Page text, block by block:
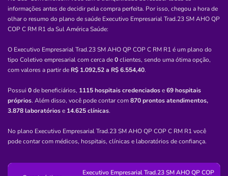
(71)99985-7889
Informação indisponível
Clínica Vale Viver
BOA UNIAO (ABRANTES)-CAMACARI/BA
42821810
Não possui pronto atendimento
(71)3623-4848
informações antes de decidir pela compra perfeita. Por isso, chegou a hora de
olhar o resumo do plano de saúde Executivo Empresarial Trad.23 SM AHO QP
COP C RM R1daSul América Saúde:
O Executivo Empresarial Trad.23 SM AHO QP COP C RM R1 é um plano do
tipo Coletivo empresarial com cerca de0clientes, sendo uma ótima opção,
com valores a partir de R$ 1.092,52 a R$ 6.554,40.
Possui 0de beneficiários, 1115 hospitais credenciadose69 hospitais
próprios. Além disso, você pode contar com870 prontos atendimentos,
3.878 laboratóriose 14.625 clínicas.
No plano Executivo Empresarial Trad.23 SM AHO QP COP C RM R1 você
pode contar com médicos, hospitais, clínicas e laboratórios de confiança.
Executivo Empresarial Trad.23 SM AHO QP COP